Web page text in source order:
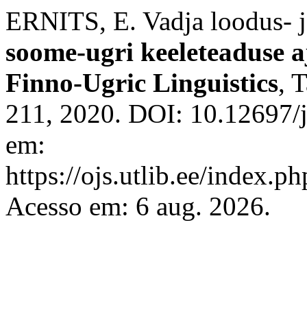
ERNITS, E. Vadja
soome-ugri
Finno-Ugric Linguistics,
211, 2020. DOI:
em:
https://ojs.utlib.ee/
Acesso em: 6 aug. 2026.